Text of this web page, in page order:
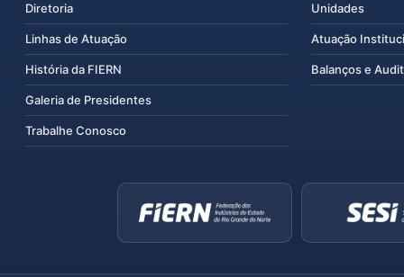
Diretoria
Linhas de Atuação
História da FIERN
Galeria de Presidentes
Trabalhe Conosco
Unidades
Atuação
Balanços e